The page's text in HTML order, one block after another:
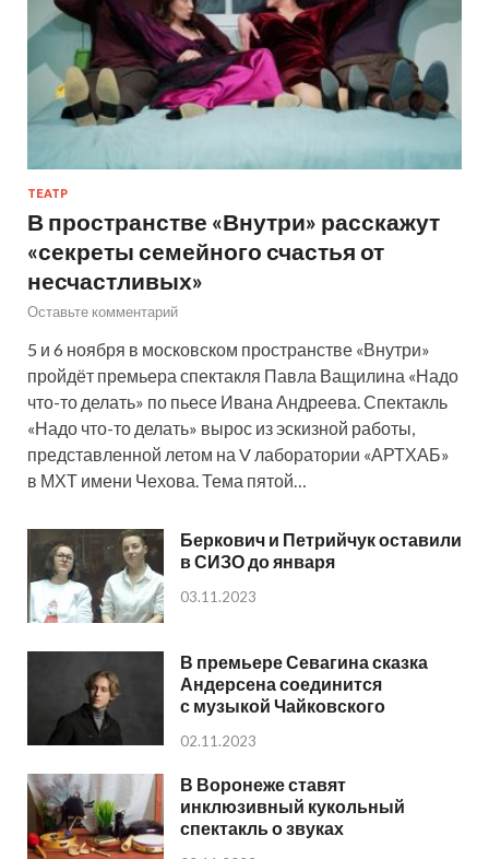
ТЕАТР
В пространстве «Внутри» расскажут
«секреты семейного счастья от
несчастливых»
Оставьте комментарий
5 и 6 ноября в московском пространстве «Внутри»
пройдёт премьера спектакля Павла Ващилина «Надо
что-то делать» по пьесе Ивана Андреева. Спектакль
«Надо что-то делать» вырос из эскизной работы,
представленной летом на V лаборатории «АРТХАБ»
в МХТ имени Чехова. Тема пятой…
Беркович и Петрийчук оставили
в СИЗО до января
03.11.2023
В премьере Севагина сказка
Андерсена соединится
с музыкой Чайковского
02.11.2023
В Воронеже ставят
инклюзивный кукольный
спектакль о звуках